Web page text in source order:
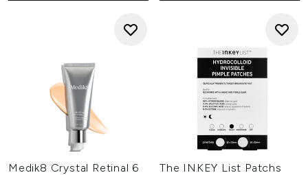
Medik8 Crystal Retinal 6
The INKEY List Patchs